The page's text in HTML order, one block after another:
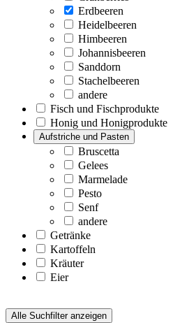
Erdbeeren
Heidelbeeren
Himbeeren
Johannisbeeren
Sanddorn
Stachelbeeren
andere
Fisch und Fischprodukte
Honig und Honigprodukte
Aufstriche und Pasten
Bruscetta
Gelees
Marmelade
Pesto
Senf
andere
Getränke
Kartoffeln
Kräuter
Eier
Alle Suchfilter anzeigen